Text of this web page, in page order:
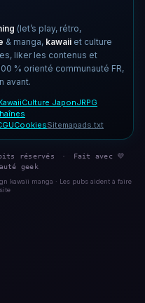
(let’s play, rétro,
& manga, kawaii et culture
liker les contenus et
% orienté communauté FR,
avant.
Culture JaponJRPG
CookiesSitemapads.txt
réservés ·
Fait avec 💜
geek
kawaii manga · Les pubs aident à faire